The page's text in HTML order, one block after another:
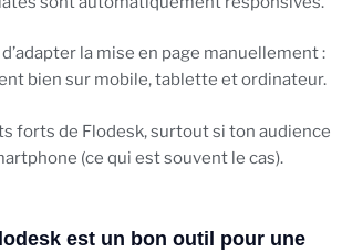
d’adapter la mise en page manuellement :
bien sur mobile, tablette et ordinateur.
forts de Flodesk, surtout si ton audience
(ce qui est souvent le cas).
est un bon outil pour une